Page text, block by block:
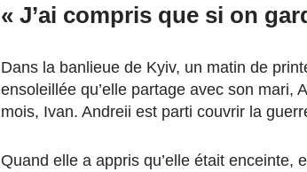
« J’ai compris que si on
Dans la banlieue de Kyiv, un matin de
ensoleillée qu’elle partage avec son mari,
mois, Ivan. Andreii est parti couvrir la
Quand elle a appris qu’elle était